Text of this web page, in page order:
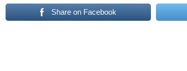
Share on Facebook